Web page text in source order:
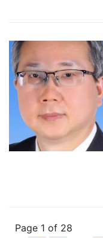
Page 1 of 28